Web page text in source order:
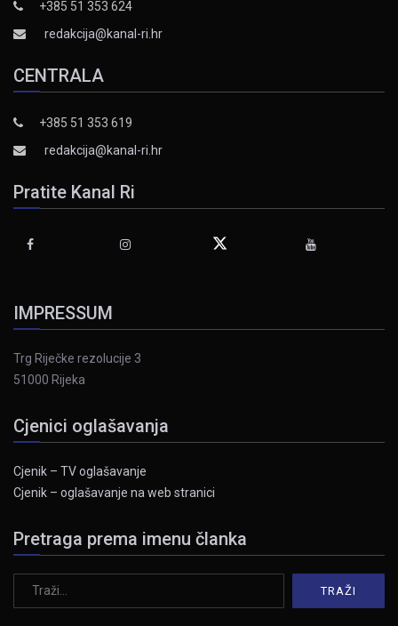
+385 51 353 624
redakcija@kanal-ri.hr
CENTRALA
+385 51 353 619
redakcija@kanal-ri.hr
Pratite Kanal Ri
IMPRESSUM
Trg Riječke rezolucije 3
51000 Rijeka
Cjenici oglašavanja
Cjenik – TV oglašavanje
Cjenik – oglašavanje na web stranici
Pretraga prema imenu članka